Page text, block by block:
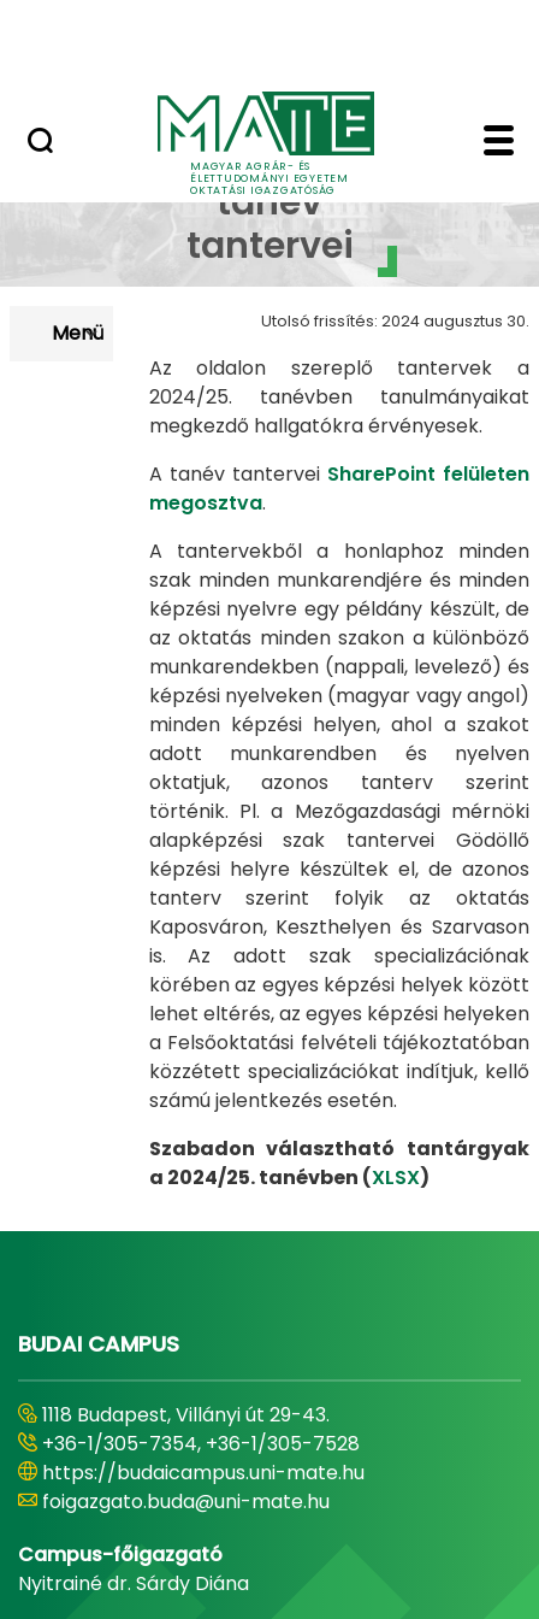
MAGYAR AGRÁR- ÉS
ÉLETTUDOMÁNYI EGYETEM
OKTATÁSI IGAZGATÓSÁG
2024/25. tanév -
2024/25.
tanév
tantervei
Menü Utolsó frissítés: 2024 augusztus 30.
Az oldalon szereplő tantervek a
2024/25. tanévben tanulmányaikat
megkezdő hallgatókra érvényesek.
A tanév tantervei SharePoint felületen
megosztva.
A tantervekből a honlaphoz minden
szak minden munkarendjére és minden
képzési nyelvre egy példány készült, de
az oktatás minden szakon a különböző
munkarendekben (nappali, levelező) és
képzési nyelveken (magyar vagy angol)
minden képzési helyen, ahol a szakot
adott munkarendben és nyelven
oktatjuk, azonos tanterv szerint
történik. Pl. a Mezőgazdasági mérnöki
alapképzési szak tantervei Gödöllő
képzési helyre készültek el, de azonos
tanterv szerint folyik az oktatás
Kaposváron, Keszthelyen és Szarvason
is. Az adott szak specializációnak
körében az egyes képzési helyek között
lehet eltérés, az egyes képzési helyeken
a Felsőoktatási felvételi tájékoztatóban
közzétett specializációkat indítjuk, kellő
számú jelentkezés esetén.
Szabadon választható tantárgyak
a 2024/25. tanévben (XLSX)
BUDAI CAMPUS
1118 Budapest, Villányi út 29-43.
+36-1/305-7354, +36-1/305-7528
https://budaicampus.uni-mate.hu
foigazgato.buda@uni-mate.hu
Campus-főigazgató
Nyitrainé dr. Sárdy Diána